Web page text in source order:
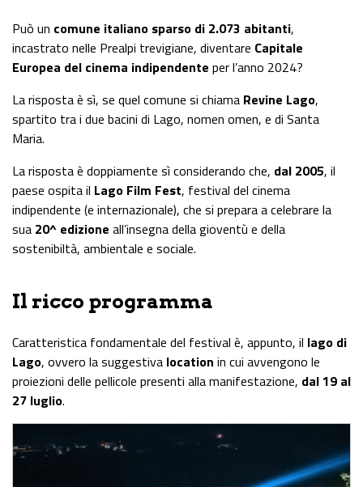
Può un comune italiano sparso di 2.073 abitanti,
incastrato nelle Prealpi trevigiane, diventare Capitale
Europea del cinema indipendente per l’anno 2024?
La risposta è sì, se quel comune si chiama Revine Lago,
spartito tra i due bacini di Lago, nomen omen, e di Santa
Maria.
La risposta è doppiamente sì considerando che, dal 2005, il
paese ospita il Lago Film Fest, festival del cinema
indipendente (e internazionale), che si prepara a celebrare la
sua 20^ edizione all’insegna della gioventù e della
sostenibiltà, ambientale e sociale.
Il ricco programma
Caratteristica fondamentale del festival è, appunto, il lago di
Lago, ovvero la suggestiva location in cui avvengono le
proiezioni delle pellicole presenti alla manifestazione, dal 19 al
27 luglio.